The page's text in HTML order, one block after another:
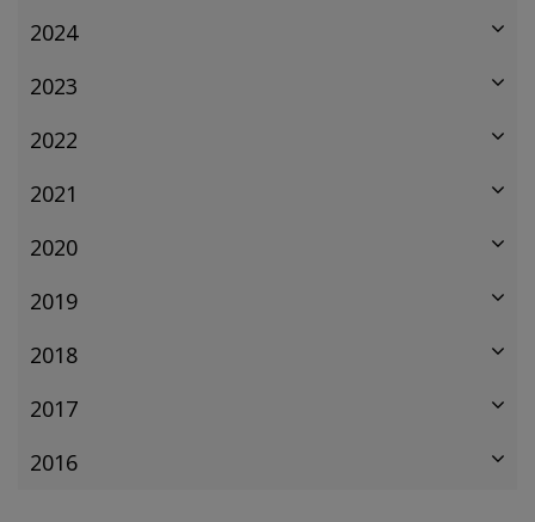
2024
2023
2022
2021
2020
2019
2018
2017
2016